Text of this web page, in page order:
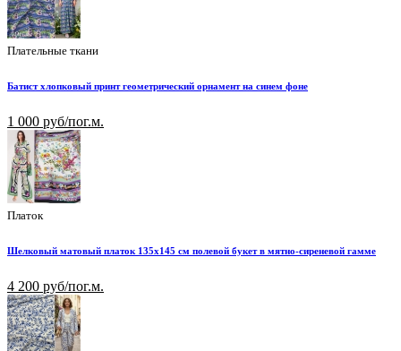
Плательные ткани
Батист хлопковый принт геометрический орнамент на синем фоне
1 000 руб/пог.м.
Платок
Шелковый матовый платок 135х145 см полевой букет в мятно-сиреневой гамме
4 200 руб/пог.м.